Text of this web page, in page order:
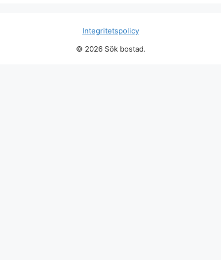
Integritetspolicy
© 2026 Sök bostad.